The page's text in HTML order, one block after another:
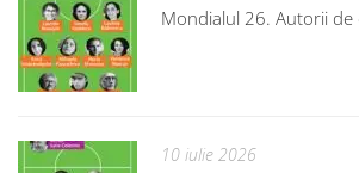
Mondialul 26. Autorii
10 iulie 2026